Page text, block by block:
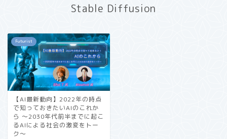
Stable Diffusion
Futurist
【AI最新動向】2022年の時点
で知っておきたいAIのこれか
ら 〜2030年代前半までに起こ
るAIによる社会の激変をトー
ク〜